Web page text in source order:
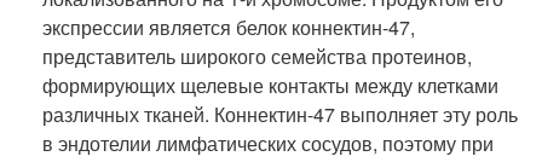
экспрессии является белок коннектин-47,
представитель широкого семейства протеинов,
формирующих щелевые контакты между клетками
различных тканей. Коннектин-47 выполняет эту роль
в эндотелии лимфатических сосудов, поэтому при